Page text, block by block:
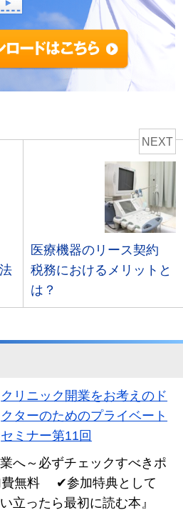
NEXT
医療機器のリース契約
税務におけるメリットと
は？
クリニック開業をお考えのド
クターのためのプライベート
セミナー第11回
へ～必ずチェックすべきポ
費無料 ✔参加特典として
立ったら最初に読む本』